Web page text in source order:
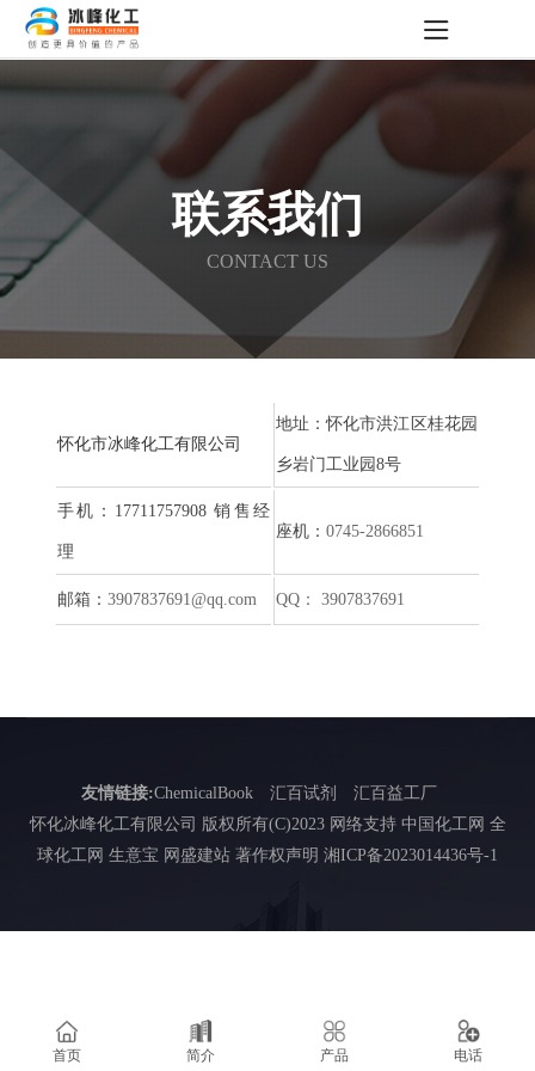
联系我们
CONTACT US
怀化市冰峰化工有限公司
地址：怀化市洪江区桂花园
乡岩门工业园8号
手机：17711757908 销售经
理
座机： 0745-2866851
邮箱： 3907837691@qq.com QQ： 3907837691
友情链接:ChemicalBook 汇百试剂
汇百益工厂
怀化冰峰化工有限公司
版权所有(C)2023 网络支持 中国化工网 全
球化工网 生意宝 网盛建站 著作权声明 湘ICP备2023014436号-1
首页 简介 产品 电话